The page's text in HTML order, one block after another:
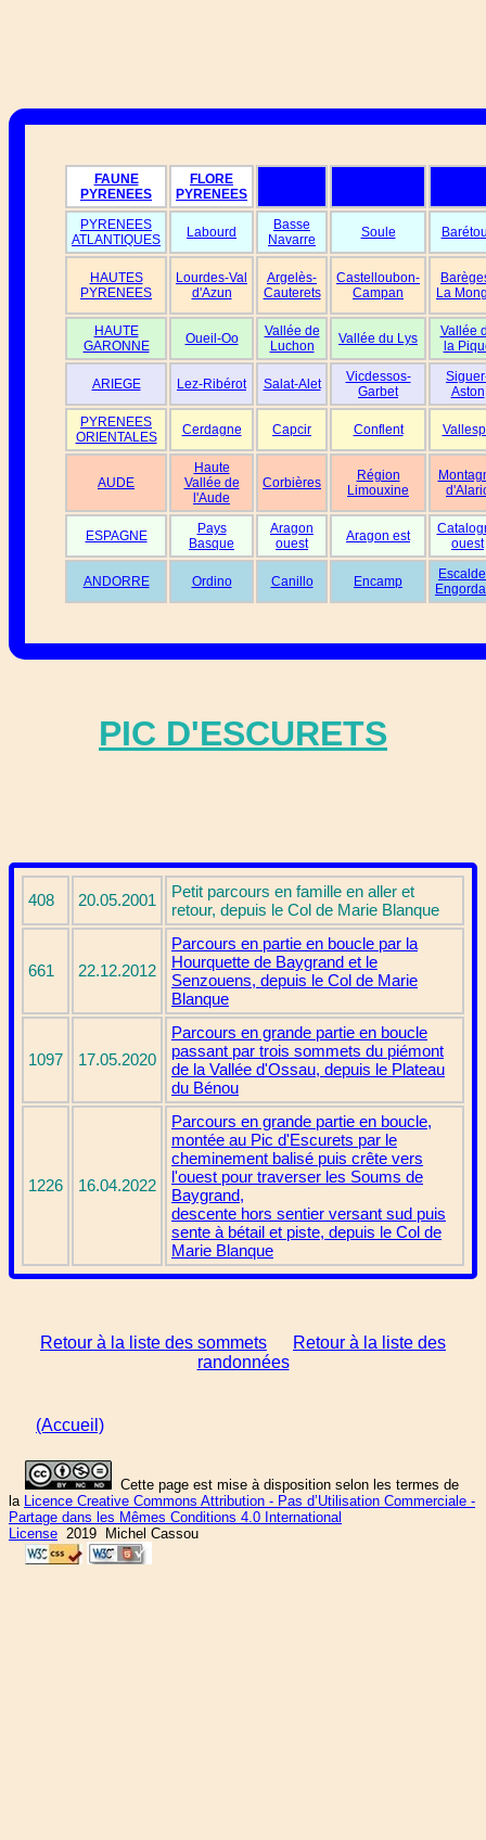
FAUNE
PYRENEES
FLORE
PYRENEES
PYRENEES
ATLANTIQUES
Labourd
Basse
Navarre
Soule
HAUTES
PYRENEES
Lourdes-Val
d'Azun
Argelès-
Cauterets
Castelloubon-
Campan
La
HAUTE
GARONNE
Oueil-Oo
Vallée de
Luchon
Vallée du Lys
Vallée
la
ARIEGE Lez-Ribérot Salat-Alet
Vicdessos-
Garbet
Aston
PYRENEES
ORIENTALES
Cerdagne Capcir Conflent
AUDE
Haute
Vallée de
l'Aude
Corbières
Région
Limouxine
ESPAGNE
Pays
Basque
Aragon
ouest
Aragon est
ouest
ANDORRE Ordino Canillo Encamp
PIC D'ESCURETS
408 20.05.2001
Petit parcours en famille en aller et
retour, depuis le Col de Marie Blanque
661 22.12.2012
Parcours en partie en boucle par la
Hourquette de Baygrand et le
Senzouens, depuis le Col de Marie
Blanque
1097 17.05.2020
Parcours en grande partie en boucle
passant par trois sommets du piémont
de la Vallée d'Ossau, depuis le Plateau
du Bénou
1226 16.04.2022
Parcours en grande partie en boucle,
montée au Pic d'Escurets par le
cheminement balisé puis crête vers
l'ouest pour traverser les Soums de
Baygrand,
descente hors sentier versant sud puis
sente à bétail et piste, depuis le Col de
Marie Blanque
Retour à la liste des sommets
Retour à la liste des
randonnées
(Accueil)
Cette page est mise à disposition selon les termes de
la Licence Creative Commons Attribution - Pas d’Utilisation Commerciale -
Partage dans les Mêmes Conditions 4.0 International
License 2019 Michel Cassou